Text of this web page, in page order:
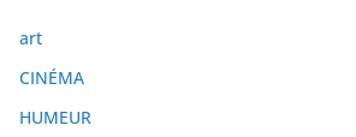
v
e
s
art
CINÉMA
HUMEUR